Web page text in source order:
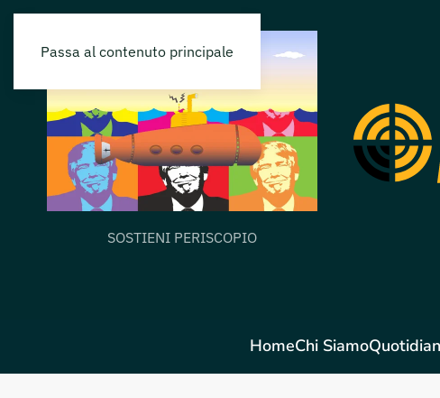
Passa al contenuto principale
SOSTIENI PERISCOPIO
HomeChi Siamo